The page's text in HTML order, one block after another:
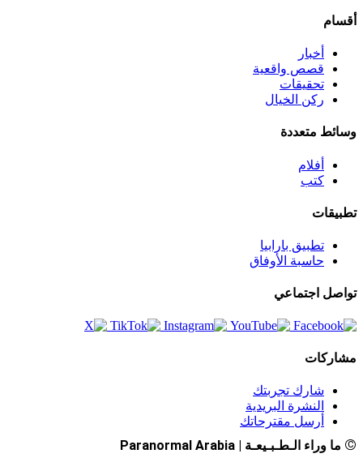
أقسام
أخبار
قصص واقعية
تحقيقات
ركن الخيال
وسائط متعددة
أفلام
كتب
تطبيقات
تطبيق بارابيا
حاسبة الأوفاق
تواصل اجتماعي
مشاركات
شارك تجربتك
النشرة البريدية
أرسل مقترحاتك
© ما وراء الـطـبـيعـة | Paranormal Arabia